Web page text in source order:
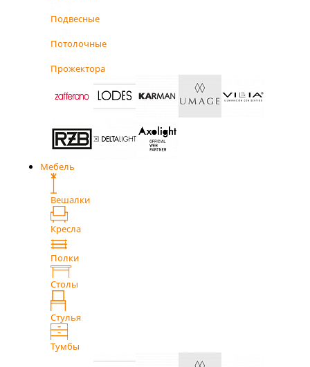
Подвесные
Потолочные
Прожектора
Мебель
Вешалки
Кресла
Полки
Столы
Стулья
Тумбы